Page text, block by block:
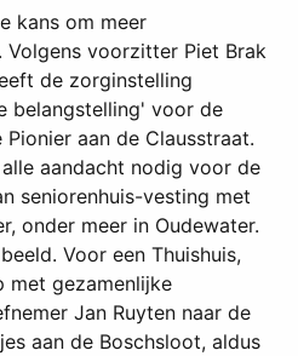
kans om meer
voorzitter Piet Brak
de zorginstelling
belangstelling' voor de
aan de Clausstraat.
aandacht nodig voor de
seniorenhuis-vesting met
onder meer in Oudewater.
Voor een Thuishuis,
met gezamenlijke
Jan Ruyten naar de
aan de Boschsloot, aldus